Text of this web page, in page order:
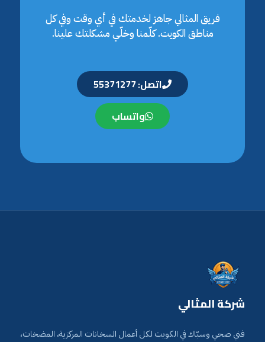
فريق المثالي جاهز لخدمتك في أي وقت وفي كل
مناطق الكويت. كلّمنا وخلّي مشكلتك علينا.
اتصل: 55371277
واتساب
شركة المثالي
فني صحي وسبّاك في الكويت لكل أعمال السخانات المركزية، المضخات،